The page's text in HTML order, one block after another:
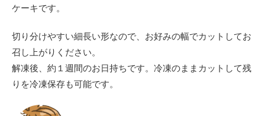
ケーキです。
切り分けやすい細長い形なので、お好みの幅でカットしてお
召し上がりください。
解凍後、約１週間のお日持ちです。冷凍のままカットして残
りを冷凍保存も可能です。